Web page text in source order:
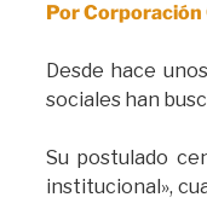
Por Corporación
Desde hace
sociales han
Su postulado
institucional»,